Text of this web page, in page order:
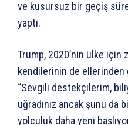
ve kusursuz bir geçiş
yaptı.
Trump, 2020’nin ülke için
kendilerinin de ellerinden
“Sevgili destekçilerim,
uğradınız ancak şunu
yolculuk daha yeni